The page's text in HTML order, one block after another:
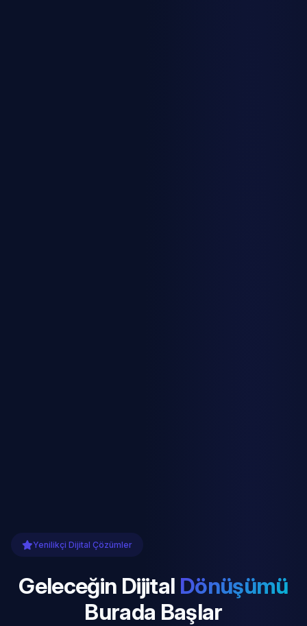
Yenilikçi Dijital Çözümler
Geleceğin Dijital Dönüşümü
Burada Başlar